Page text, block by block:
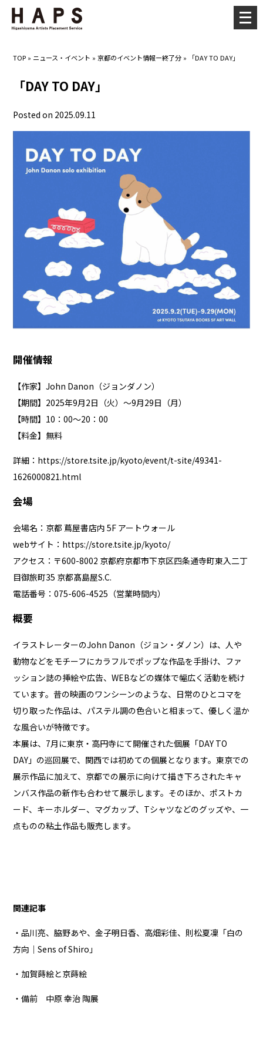
TOP » ニュース・イベント »京都のイベント情報ー終了分 » 「DAY TO DAY」
「DAY TO DAY」
Posted on 2025.09.11
開催情報
【作家】John Danon（ジョンダノン）
【期間】2025年9月2日（火）～9月29日（月）
【時間】10：00～20：00
【料金】無料
詳細： https://store.tsite.jp/kyoto/event/t-site/49341-
1626000821.html
会場
会場名：京都 蔦屋書店内 5F アートウォール
webサイト： https://store.tsite.jp/kyoto/
アクセス：〒600-8002 京都府京都市下京区四条通寺町東⼊⼆丁
⽬御旅町35 京都髙島屋S.C.
電話番号：075-606-4525（営業時間内）
概要
イラストレーターのJohn Danon（ジョン・ダノン）は、人や
動物などをモチーフにカラフルでポップな作品を手掛け、ファ
ッション誌の挿絵や広告、WEBなどの媒体で幅広く活動を続け
ています。昔の映画のワンシーンのような、日常のひとコマを
切り取った作品は、パステル調の色合いと相まって、優しく温か
な風合いが特徴です。
本展は、7月に東京・高円寺にて開催された個展「DAY TO
DAY」の巡回展で、関西では初めての個展となります。東京での
展示作品に加えて、京都での展示に向けて描き下ろされたキャ
ンバス作品の新作も合わせて展示します。そのほか、ポストカ
ード、キーホルダー、マグカップ、Tシャツなどのグッズや、一
点ものの粘土作品も販売します。
関連記事
・品川亮、脇野あや、金子明日香、高畑彩佳、則松夏凜「白の
方向｜Sens of Shiro」
・加賀蒔絵と京蒔絵
・備前 中原 幸治 陶展
メ
ニ
ー